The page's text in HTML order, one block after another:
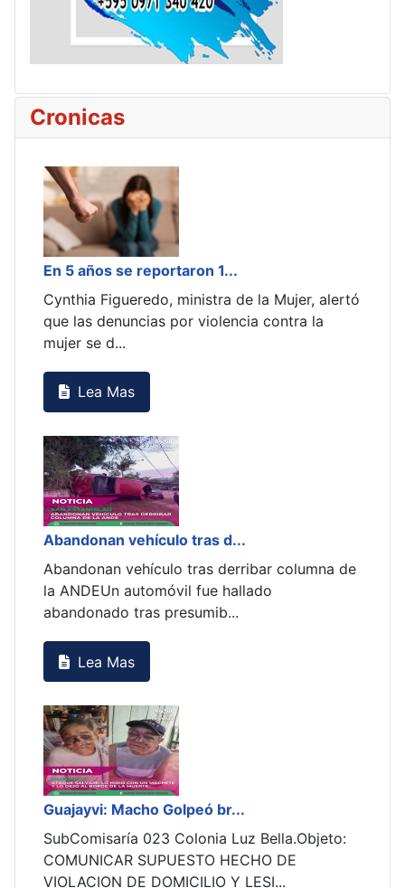
Cronicas
En 5 años se reportaron 1...
Cynthia Figueredo, ministra de la Mujer, alertó
que las denuncias por violencia contra la
mujer se d...
Lea Mas
Abandonan vehículo tras d...
Abandonan vehículo tras derribar columna de
la ANDEUn automóvil fue hallado
abandonado tras presumib...
Lea Mas
Guajayvi: Macho Golpeó br...
SubComisaría 023 Colonia Luz Bella.Objeto:
COMUNICAR SUPUESTO HECHO DE
VIOLACION DE DOMICILIO Y LESI...
En la